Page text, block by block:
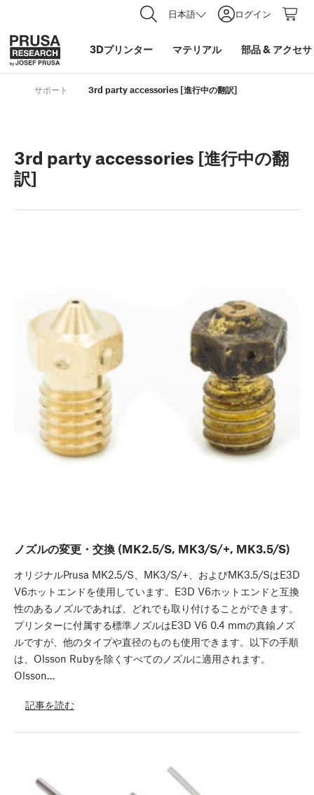
日本語 ログイン
3Dプリンター マテリアル 部品& アクセ
サポート 3rd party accessories [進行中の翻訳]
3rd party accessories [進行中の翻
訳]
ノズルの変更・交換 (MK2.5/S, MK3/S/+, MK3.5/S)
オリジナルPrusa MK2.5/S、MK3/S/+、およびMK3.5/SはE3D
V6ホットエンドを使用しています。E3D V6ホットエンドと互換
性のあるノズルであれば、どれでも取り付けることができます。
プリンターに付属する標準ノズルはE3D V6 0.4 mmの真鍮ノズ
ルですが、他のタイプや直径のものも使用できます。以下の手順
は、Olsson Rubyを除くすべてのノズルに適用されます。
Olsson…
記事を読む